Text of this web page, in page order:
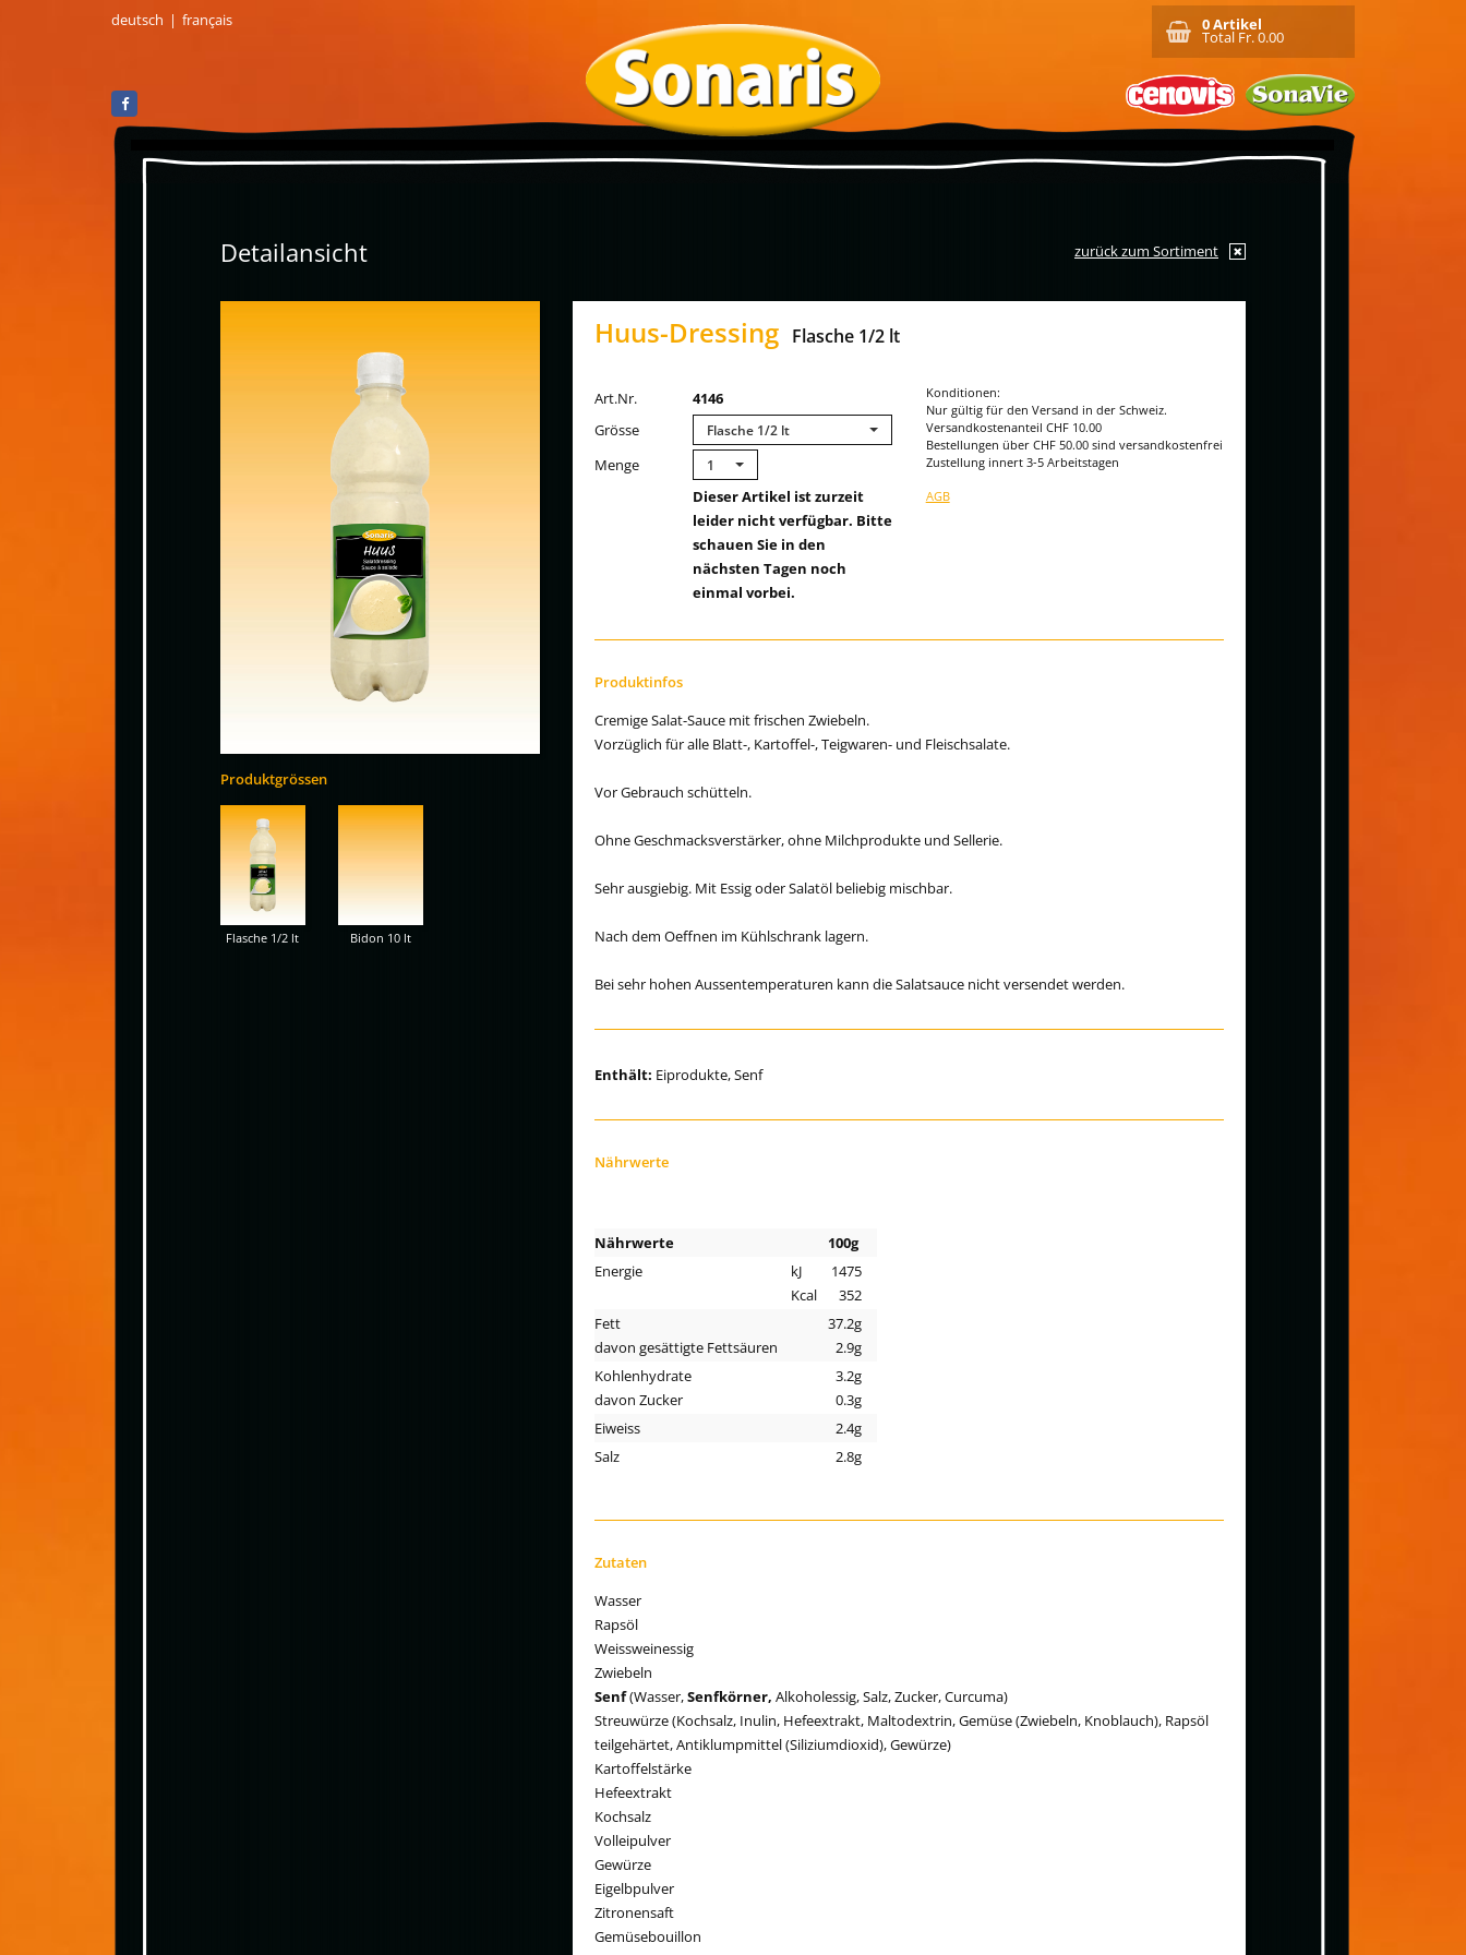
deutsch | français 0Artikel
Total Fr.0.00
Detailansicht zurück zum Sortiment
Produktgrössen
Flasche 1/2 lt Bidon 10 lt
Huus-Dressing Flasche 1/2 lt
Art.Nr.
4146
Grösse
Flasche 1/2 lt
Menge 1
Dieser Artikel ist zurzeit
leider nicht verfügbar. Bitte
schauen Sie in den
nächsten Tagen noch
einmal vorbei.
Konditionen:
Nur gültig für den Versand in der Schweiz.
Versandkostenanteil CHF 10.00
Bestellungen über CHF 50.00 sind versandkostenfrei
Zustellung innert 3-5 Arbeitstagen
AGB
Produktinfos
Cremige Salat-Sauce mit frischen Zwiebeln.
Vorzüglich für alle Blatt-, Kartoffel-, Teigwaren- und Fleischsalate.
Vor Gebrauch schütteln.
Ohne Geschmacksverstärker, ohne Milchprodukte und Sellerie.
Sehr ausgiebig. Mit Essig oder Salatöl beliebig mischbar.
Nach dem Oeffnen im Kühlschrank lagern.
Bei sehr hohen Aussentemperaturen kann die Salatsauce nicht versendet werden.
Enthält: Eiprodukte, Senf
Nährwerte
Nährwerte
100g
Energie
kJ
Kcal
1475
352
Fett
davon gesättigte Fettsäuren
37.2g
2.9g
Kohlenhydrate
davon Zucker
3.2g
0.3g
Eiweiss
2.4g
Salz
2.8g
Zutaten
Wasser
Rapsöl
Weissweinessig
Zwiebeln
Senf(Wasser,Senfkörner, Alkoholessig, Salz, Zucker, Curcuma)
Streuwürze (Kochsalz, Inulin, Hefeextrakt, Maltodextrin, Gemüse (Zwiebeln, Knoblauch), Rapsöl
teilgehärtet, Antiklumpmittel (Siliziumdioxid), Gewürze)
Kartoffelstärke
Hefeextrakt
Kochsalz
Volleipulver
Gewürze
Eigelbpulver
Zitronensaft
Gemüsebouillon